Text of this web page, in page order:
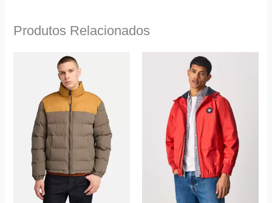
Produtos Relacionados
preço
original
era:
259,90 €.
preço
atual
é:
155,00 €.
has
multiple
variants.
The
options
may
be
has
multiple
variants.
The
options
may
be